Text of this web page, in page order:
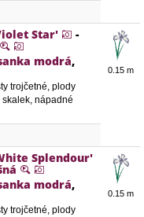
Star' -
modrá,
trojčetné, plody
nápadné
0.15 m
Splendour'
modrá,
trojčetné, plody
0.15 m